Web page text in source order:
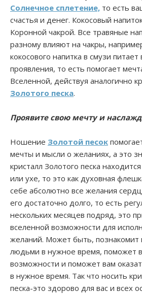
Cолнечное сплетение, то есть
счастья и денег. Кокосовый
Коронной чакрой. Все травяные
разному влияют на чакры,
кокосового напитка в смузи питает
проявления, то есть помогает
Вселенной, действуя аналогично
Золотого песка.
Проявите свою мечту и
Ношение Золотой песок
мечты и мысли о желаниях, а это
кристалл Золотого песка
или ухе, то это как духовная
себе абсолютно все желания
его достаточно долго, то есть
нескольких месяцев подряд, это
вселенной возможности для
желаний. Может быть, познакомит
людьми в нужное время, поможет
возможности и поможет вам
в нужное время. Так что носить
песка-это здорово для вас и всех